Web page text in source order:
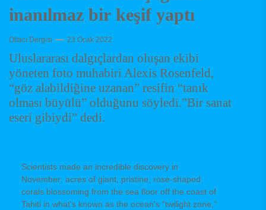
inanılmaz bir keşif yaptı
Oltacı Dergisi 23 Ocak 2022
Uluslararası dalgıçlardan oluşan ekibi
yöneten foto muhabiri Alexis Rosenfeld,
“göz alabildiğine uzanan” resifin “tanık
olması büyülü” olduğunu söyledi.”Bir sanat
eseri gibiydi” dedi.
Scientists made an incredible discovery in
November: acres of giant, pristine, rose-shaped
corals blossoming from the sea floor off the coast of
Tahiti in what's known as the ocean's "twilight zone,"